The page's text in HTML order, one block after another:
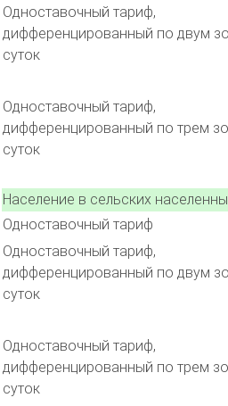
Одноставочный тариф,
дифференцированный по двум
суток
Одноставочный тариф,
дифференцированный по трем
суток
Население в сельских
Одноставочный тариф
Одноставочный тариф,
дифференцированный по двум
суток
Одноставочный тариф,
дифференцированный по трем
суток